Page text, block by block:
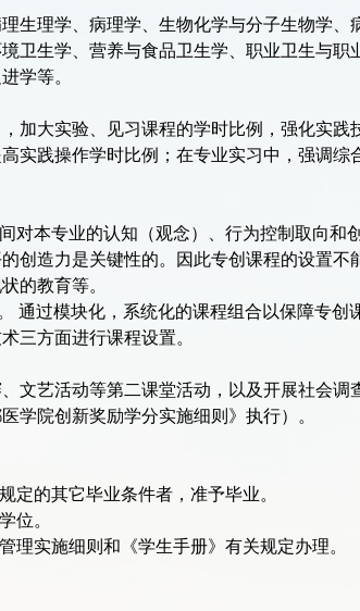
生理学、病理学、生物化学与分子生物学
卫生学、营养与食品卫生学、职业卫生与
学等。
加大实验、见习课程的学时比例，强化实
实践操作学时比例；在专业实习中，强调
本专业的认知（观念）、行为控制取向和
创造力是关键性的。因此专创课程的设置
的教育等。
通过模块化，系统化的课程组合以保障专
三方面进行课程设置。
文艺活动等第二课堂活动，以及开展社会
学院创新奖励学分实施细则》执行）。
的其它毕业条件者，准予毕业。
位。
实施细则和《学生手册》有关规定办理。